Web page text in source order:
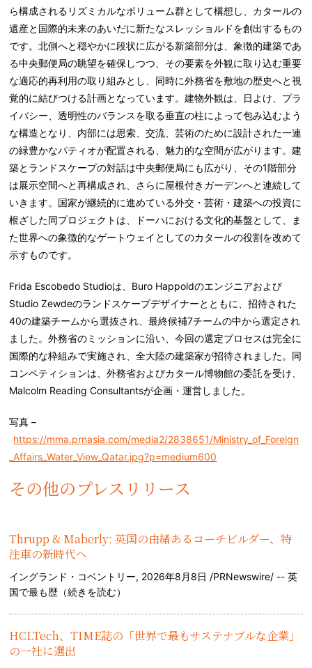
ら構成されるリズミカルなボリューム群として構想し、カタールの
遺産と国際的未来のあいだに新たなスレッショルドを創出するもの
です。北側へと穏やかに段状に広がる新築部分は、象徴的建築であ
る中央郵便局の眺望を確保しつつ、その要素を外観に取り込む重要
な適応的再利用の取り組みとし、同時に外務省を敷地の歴史へと視
覚的に結びつける計画となっています。建物外観は、日よけ、プラ
イバシー、透明性のバランスを取る垂直の柱によって包み込むよう
な構造となり、内部には思索、交流、芸術のために設計された一連
の緑豊かなパティオが配置される、魅力的な空間が広がります。建
築とランドスケープの対話は中央郵便局にも広がり、その1階部分
は展示空間へと再構成され、さらに屋根付きガーデンへと連続して
いきます。国家が継続的に進めている外交・芸術・建築への投資に
根ざした同プロジェクトは、ドーハにおける文化的基盤として、ま
た世界への象徴的なゲートウェイとしてのカタールの役割を改めて
示すものです。
Frida Escobedo Studioは、Buro Happoldのエンジニアおよび
Studio Zewdeのランドスケープデザイナーとともに、招待された
40の建築チームから選抜され、最終候補7チームの中から選定され
ました。外務省のミッションに沿い、今回の選定プロセスは完全に
国際的な枠組みで実施され、全大陸の建築家が招待されました。同
コンペティションは、外務省およびカタール博物館の委託を受け、
Malcolm Reading Consultantsが企画・運営しました。
写真 –
https://mma.prnasia.com/media2/2838651/Ministry_of_Foreign
_Affairs_Water_View_Qatar.jpg?p=medium600
その他のプレスリリース
Thrupp & Maberly: 英国の由緒あるコーチビルダー、特
注車の新時代へ
イングランド・コベントリー, 2026年8月8日 /PRNewswire/ -- 英
国で最も歴（続きを読む）
HCLTech、TIME誌の「世界で最もサステナブルな企業」
の一社に選出